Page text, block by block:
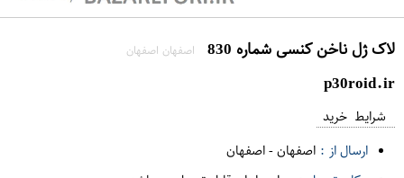
لاک ژل ناخن کنسی شماره 830 اصفهان اصفهان
p30roid.ir
شرایط خرید
ارسال از : اصفهان-اصفهان